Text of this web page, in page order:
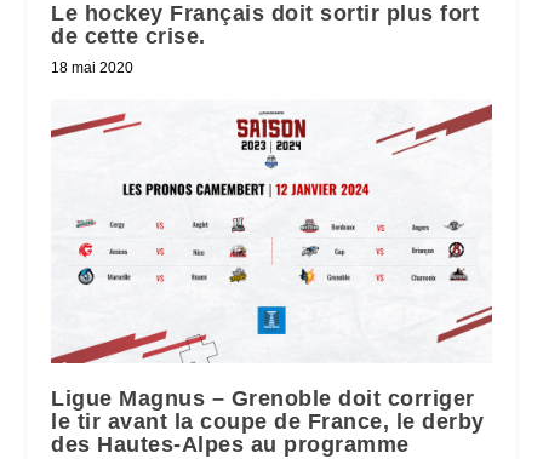
Le hockey Français doit sortir plus fort
de cette crise.
18 mai 2020
Ligue Magnus – Grenoble doit corriger
le tir avant la coupe de France, le derby
des Hautes-Alpes au programme